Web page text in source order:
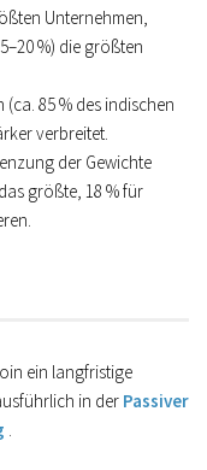
Unternehmen,
%) die größten
(ca. 85 % des indischen
verbreitet.
der Gewichte
größte, 18 % für
ein langfristige
in der Passiver